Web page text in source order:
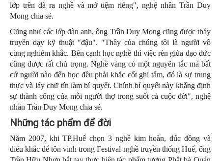
lớp trên đã ra nghề và mở tiệm riêng", nghệ nhân Trần Duy
Mong chia sẻ.
Cũng như các lớp đàn anh, ông Trần Duy Mong cũng được thầy
truyền dạy kỹ thuật "đậu". "Thầy của chúng tôi là người vô
cùng nghiêm khắc. Bên cạnh học nghề thì việc rèn giũa đạo đức
cũng được rất chú trọng. Nghề vàng có một nguyên tắc mà bất
cứ người nào đến học đều phải khắc cốt ghi tâm, đó là sự trung
thực và lấy chữ tín làm bí quyết. Chính bí quyết này khẳng định
sự thành công của mỗi người thợ trong suốt cả cuộc đời", nghệ
nhân Trần Duy Mong chia sẻ.
Những tác phẩm để đời
Năm 2007, khi TP.Huế chọn 3 nghề kim hoàn, đúc đồng và
điêu khắc để tôn vinh trong Festival nghề truyền thống Huế, ông